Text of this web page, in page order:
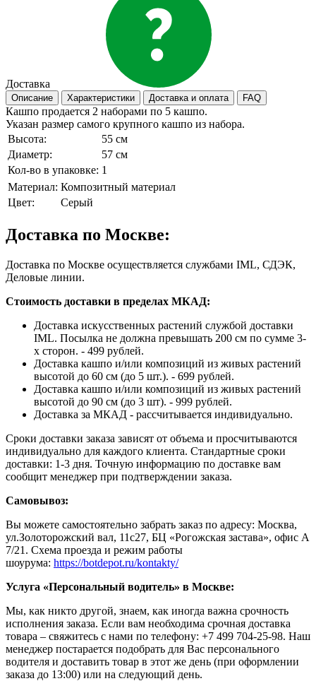
Доставка
Описание Характеристики Доставка и оплата FAQ
Кашпо продается 2 наборами по 5 кашпо.
Указан размер самого крупного кашпо из набора.
Высота:
55 см
Диаметр:
57 см
Кол-во в упаковке: 1
Материал: Композитный материал
Цвет:
Серый
Доставка по Москве:
Доставка по Москве осуществляется службами IML, СДЭК,
Деловые линии.
Стоимость доставки в пределах МКАД:
Доставка искусственных растений службой доставки
IML. Посылка не должна превышать 200 см по сумме 3-
х сторон. - 499 рублей.
Доставка кашпо и/или композиций из живых растений
высотой до 60 см (до 5 шт.). - 699 рублей.
Доставка кашпо и/или композиций из живых растений
высотой до 90 см (до 3 шт). - 999 рублей.
Доставка за МКАД - рассчитывается индивидуально.
Сроки доставки заказа зависят от объема и просчитываются
индивидуально для каждого клиента. Стандартные сроки
доставки: 1-3 дня. Точную информацию по доставке вам
сообщит менеджер при подтверждении заказа.
Самовывоз:
Вы можете самостоятельно забрать заказ по адресу: Москва,
ул.Золоторожский вал, 11с27, БЦ «Рогожская застава», офис А
7/21. Схема проезда и режим работы
шоурума: https://botdepot.ru/kontakty/
Услуга «Персональный водитель» в Москве:
Мы, как никто другой, знаем, как иногда важна срочность
исполнения заказа. Если вам необходима срочная доставка
товара – свяжитесь с нами по телефону: +7 499 704-25-98. Наш
менеджер постарается подобрать для Вас персонального
водителя и доставить товар в этот же день (при оформлении
заказа до 13:00) или на следующий день.